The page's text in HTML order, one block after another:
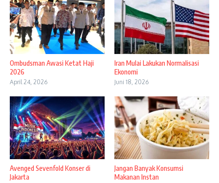
Ombudsman Awasi Ketat Haji
2026
April 24, 2026
Iran Mulai Lakukan Normalisasi
Ekonomi
Juni 18, 2026
Avenged Sevenfold Konser di
Jakarta
Jangan Banyak Konsumsi
Makanan Instan